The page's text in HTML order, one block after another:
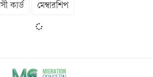
কার্ড মেম্বারশিপ